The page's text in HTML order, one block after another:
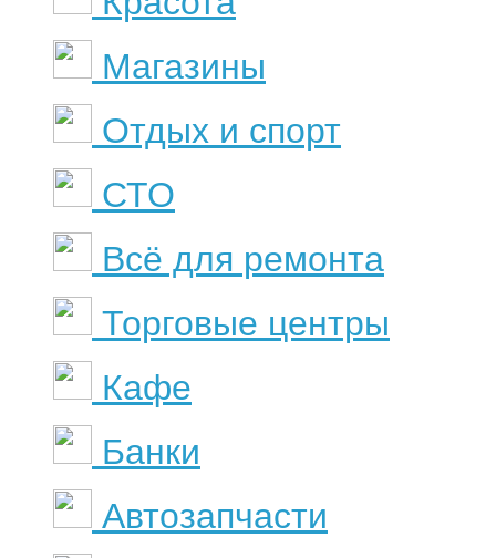
Магазины
Отдых и спорт
СТО
Всё для ремонта
Торговые центры
Кафе
Банки
Автозапчасти